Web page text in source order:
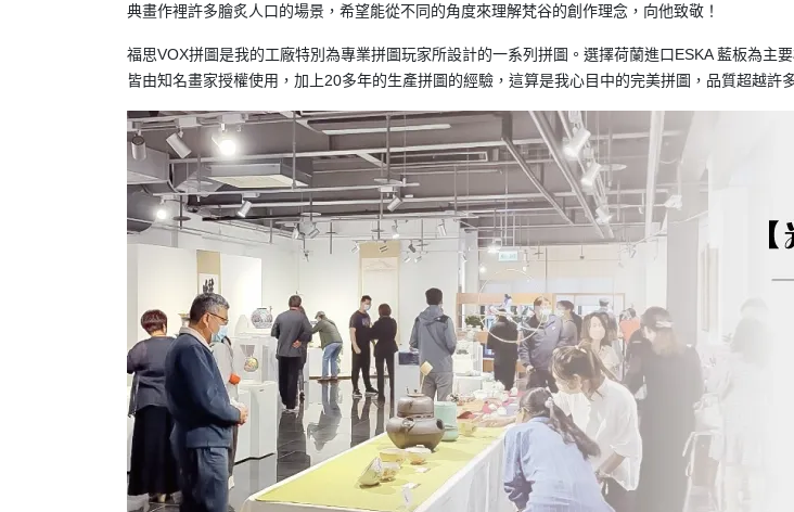
典畫作裡許多膾炙人口的場景，希望能從不同的角度來理解梵谷的創作理念，向他致敬！
福思VOX拼圖是我的工廠特別為專業拼圖玩家所設計的一系列拼圖。選擇荷蘭進口ESKA 藍板為
皆由知名畫家授權使用，加上20多年的生產拼圖的經驗，這算是我心目中的完美拼圖，品質超越許